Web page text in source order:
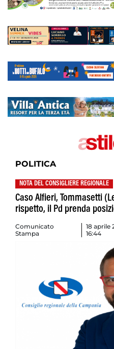
POLITICA
NOTA DEL CONSIGLIERE REGIONALE
Caso Alfieri, Tommasetti
rispetto, il Pd prenda
Comunicato
Stampa
18 aprile
16:44